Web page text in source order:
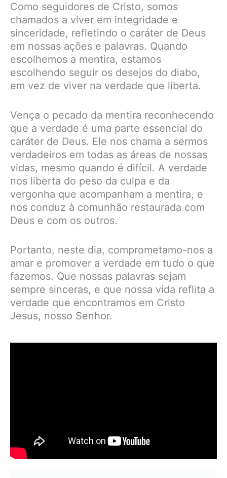
Como seguidores de Cristo, somos
chamados a viver em integridade e
sinceridade, refletindo o caráter de Deus
em nossas ações e palavras. Quando
escolhemos a mentira, estamos
escolhendo seguir os desejos do diabo,
em vez de viver na verdade que liberta.
Vença o pecado da mentira reconhecendo
que a verdade é uma parte essencial do
caráter de Deus. Ele nos chama a sermos
verdadeiros em todas as áreas de nossas
vidas, mesmo quando é difícil. A verdade
nos liberta do peso da culpa e da
vergonha que acompanham a mentira, e
nos conduz à comunhão restaurada com
Deus e com os outros.
Portanto, neste dia, comprometamo-nos a
amar e promover a verdade em tudo o que
fazemos. Que nossas palavras sejam
sempre sinceras, e que nossa vida reflita a
verdade que encontramos em Cristo
Jesus, nosso Senhor.